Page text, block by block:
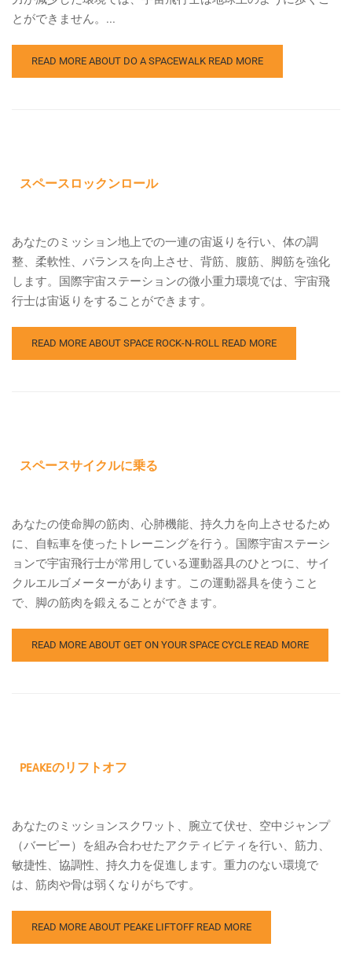
とができません。...
READ MORE ABOUT DO A SPACEWALK READ MORE
スペースロックンロール
あなたのミッション地上での一連の宙返りを行い、体の調
整、柔軟性、バランスを向上させ、背筋、腹筋、脚筋を強化
します。国際宇宙ステーションの微小重力環境では、宇宙飛
行士は宙返りをすることができます。
READ MORE ABOUT SPACE ROCK-N-ROLL READ MORE
スペースサイクルに乗る
あなたの使命脚の筋肉、心肺機能、持久力を向上させるため
に、自転車を使ったトレーニングを行う。国際宇宙ステーシ
ョンで宇宙飛行士が常用している運動器具のひとつに、サイ
クルエルゴメーターがあります。この運動器具を使うこと
で、脚の筋肉を鍛えることができます。
READ MORE ABOUT GET ON YOUR SPACE CYCLE READ MORE
PEAKEのリフトオフ
あなたのミッションスクワット、腕立て伏せ、空中ジャンプ
（バーピー）を組み合わせたアクティビティを行い、筋力、
敏捷性、協調性、持久力を促進します。重力のない環境で
は、筋肉や骨は弱くなりがちです。
READ MORE ABOUT PEAKE LIFTOFF READ MORE